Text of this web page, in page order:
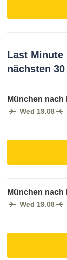
Last Minute
nächsten 30
München nach
Wed 19.08
München nach
Wed 19.08